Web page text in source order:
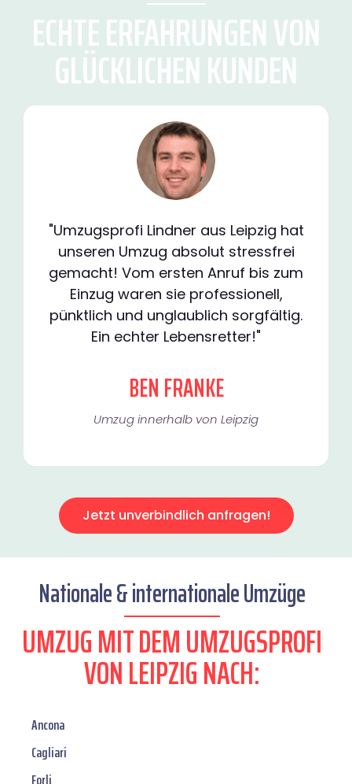
ECHTE ERFAHRUNGEN VON
GLÜCKLICHEN KUNDEN
"Umzugsprofi Lindner aus Leipzig hat
unseren Umzug absolut stressfrei
gemacht! Vom ersten Anruf bis zum
Einzug waren sie professionell,
pünktlich und unglaublich sorgfältig.
Ein echter Lebensretter!"
BEN FRANKE
Umzug innerhalb von Leipzig​
Jetzt unverbindlich anfragen!
Nationale & internationale Umzüge
UMZUG MIT DEM UMZUGSPROFI
VON LEIPZIG NACH:
Ancona
Cagliari